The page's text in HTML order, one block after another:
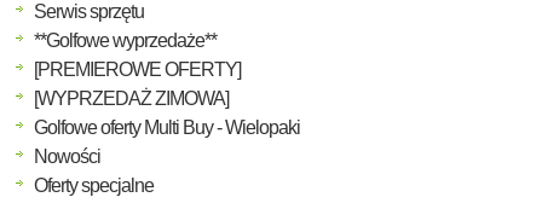
Serwis sprzętu
**Golfowe wyprzedaże**
[PREMIEROWE OFERTY]
[WYPRZEDAŻ ZIMOWA]
Golfowe oferty Multi Buy - Wielopaki
Nowości
Oferty specjalne